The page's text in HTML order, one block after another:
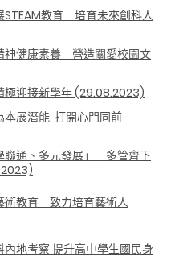
STEAM教育 培育未來創科人
神健康素養 營造關愛校園文
極迎接新學年(29.08.2023)
本展潛能 打開心門同前
聯通、多元發展」 多管齊下
術教育 致力培育藝術人
地考察 提升高中學生國民身